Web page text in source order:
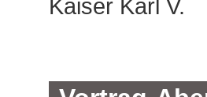
Kaiser Karl V.